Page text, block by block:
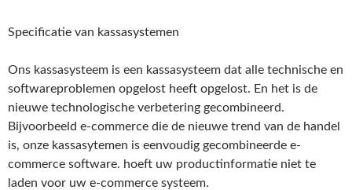
Specificatie van kassasystemen
Ons kassasysteem is een kassasysteem dat alle technische en
softwareproblemen opgelost heeft opgelost. En het is de
nieuwe technologische verbetering gecombineerd.
Bijvoorbeeld e-commerce die de nieuwe trend van de handel
is, onze kassasytemen is eenvoudig gecombineerde e-
commerce software. hoeft uw productinformatie niet te
laden voor uw e-commerce systeem.